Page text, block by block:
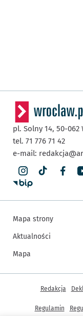
pl. Solny 14, 50-062
tel. 71 776 71 42
e-mail:
Mapa strony
Aktualności
Mapa
Inne
Redakcja
Regulamin